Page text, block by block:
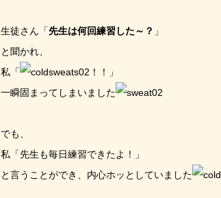
生徒さん「先生は何回練習した～？ 」
と聞かれ、
私「
！！」
一瞬固まってしまいました
でも、
私「先生も毎日練習できたよ！」
と言うことができ、内心ホッとしていました